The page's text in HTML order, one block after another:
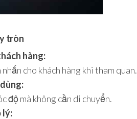
tròn
hàng:
cho khách hàng khi tham quan.
độ mà không cần di chuyển.
lý: